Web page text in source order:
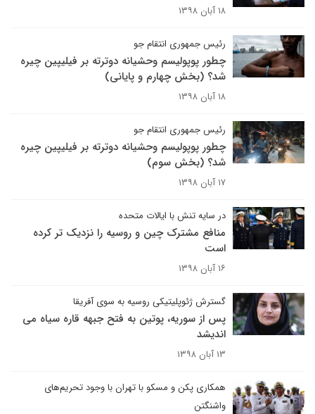
۱۸ آبان ۱۳۹۸
رئیس جمهوری انتقام جو
چطور پوپولیسم وحشیانه دوترته بر فیلیپین چیره
شد؟ (بخش چهارم و پایانی)
۱۸ آبان ۱۳۹۸
رئیس جمهوری انتقام جو
چطور پوپولیسم وحشیانه دوترته بر فیلیپین چیره
شد؟ (بخش سوم)
۱۷ آبان ۱۳۹۸
در سایه تنش با ایالات متحده
منافع مشترک چین و روسیه را نزدیک تر کرده
است
۱۶ آبان ۱۳۹۸
گسترش ژئوپلیتیکی روسیه به سوی آفریقا
پس از سوریه، پوتین به فتح جبهه قاره سیاه می
اندیشد
۱۳ آبان ۱۳۹۸
همکاری پکن و مسکو با تهران با وجود تحریم‌های
واشنگتن